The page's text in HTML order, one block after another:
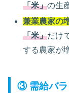
「米」の生
兼業農家の
「米」だけ
する農家が
③ 需給バラ